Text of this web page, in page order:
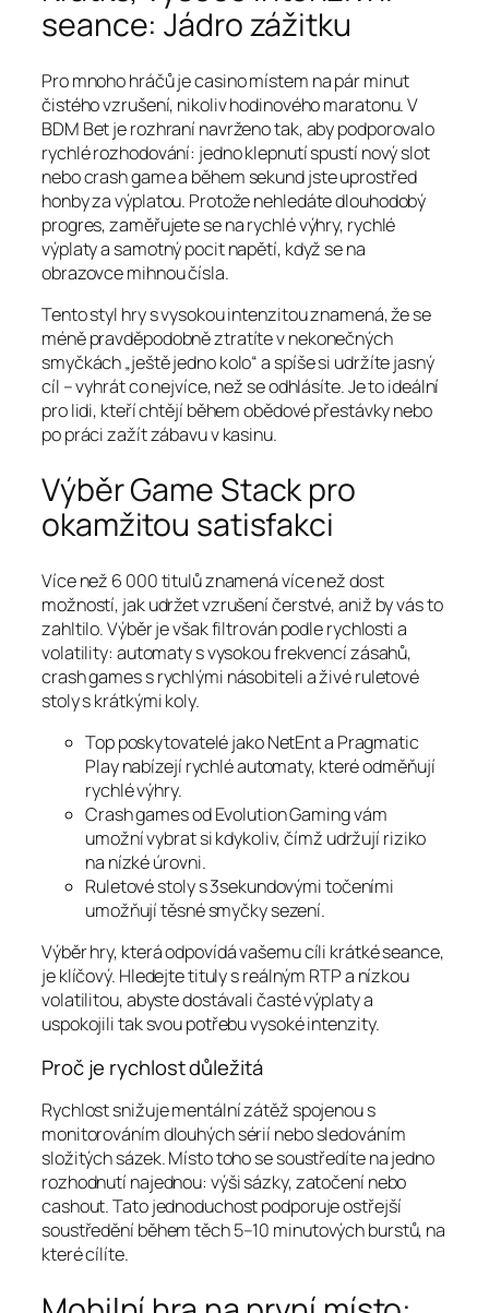
seance: Jádro zážitku
Pro mnoho hráčů je casino místem na pár minut
čistého vzrušení, nikoliv hodinového maratonu. V
BDM Bet je rozhraní navrženo tak, aby podporovalo
rychlé rozhodování: jedno klepnutí spustí nový slot
nebo crash game a během sekund jste uprostřed
honby za výplatou. Protože nehledáte dlouhodobý
progres, zaměřujete se na rychlé výhry, rychlé
výplaty a samotný pocit napětí, když se na
obrazovce mihnou čísla.
Tento styl hry s vysokou intenzitou znamená, že se
méně pravděpodobně ztratíte v nekonečných
smyčkách „ještě jedno kolo“ a spíše si udržíte jasný
cíl – vyhrát co nejvíce, než se odhlásíte. Je to ideální
pro lidi, kteří chtějí během obědové přestávky nebo
po práci zažít zábavu v kasinu.
Výběr Game Stack pro
okamžitou satisfakci
Více než 6 000 titulů znamená více než dost
možností, jak udržet vzrušení čerstvé, aniž by vás to
zahltilo. Výběr je však filtrován podle rychlosti a
volatility: automaty s vysokou frekvencí zásahů,
crash games s rychlými násobiteli a živé ruletové
stoly s krátkými koly.
Top poskytovatelé jako NetEnt a Pragmatic
Play nabízejí rychlé automaty, které odměňují
rychlé výhry.
Crash games od Evolution Gaming vám
umožní vybrat si kdykoliv, čímž udržují riziko
na nízké úrovni.
Ruletové stoly s 3sekundovými točeními
umožňují těsné smyčky sezení.
Výběr hry, která odpovídá vašemu cíli krátké seance,
je klíčový. Hledejte tituly s reálným RTP a nízkou
volatilitou, abyste dostávali časté výplaty a
uspokojili tak svou potřebu vysoké intenzity.
Proč je rychlost důležitá
Rychlost snižuje mentální zátěž spojenou s
monitorováním dlouhých sérií nebo sledováním
složitých sázek. Místo toho se soustředíte na jedno
rozhodnutí najednou: výši sázky, zatočení nebo
cashout. Tato jednoduchost podporuje ostřejší
soustředění během těch 5–10 minutových burstů, na
které cílíte.